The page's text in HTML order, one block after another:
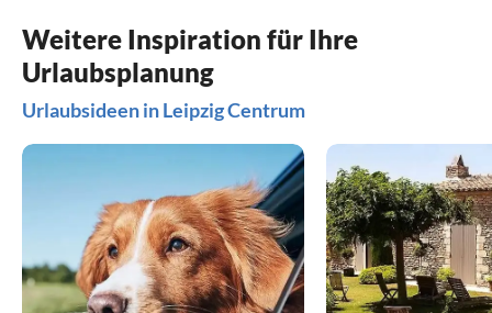
Weitere Inspiration für Ihre
Urlaubsplanung
Urlaubsideen in Leipzig Centrum